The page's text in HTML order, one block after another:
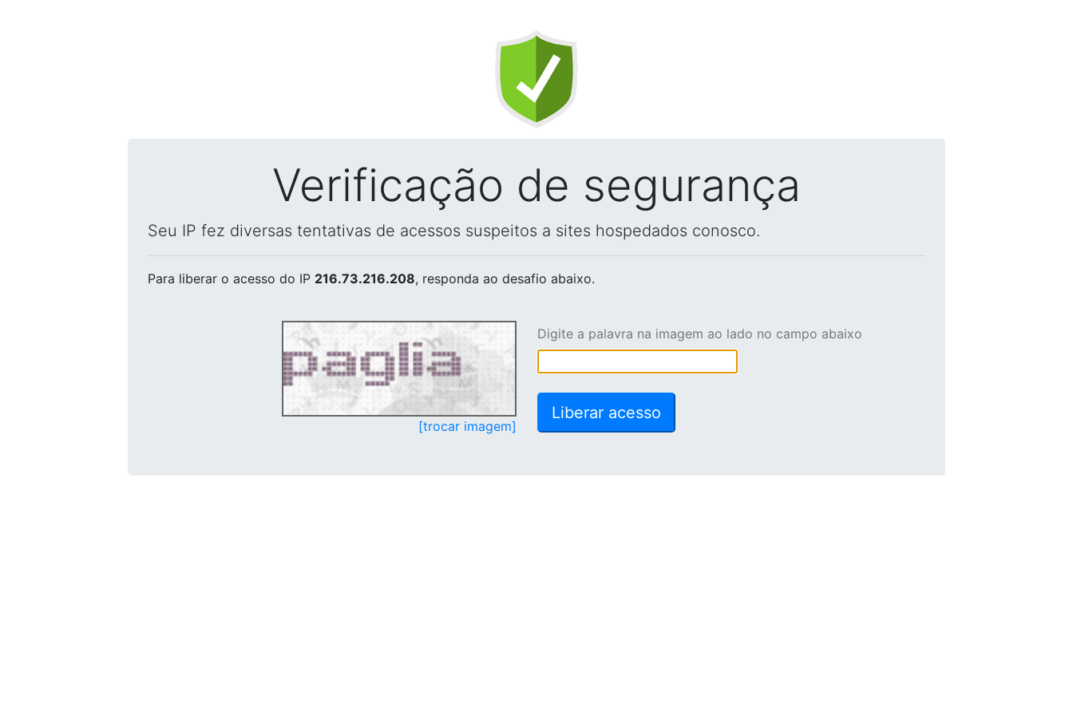
Verificação de segurança
Seu IP fez diversas tentativas de acessos suspeitos a sites hospedados conosco.
Para liberar o acesso do IP 216.73.216.208, responda ao desafio abaixo.
[trocar imagem]
Digite a palavra na imagem ao lado no campo abaixo